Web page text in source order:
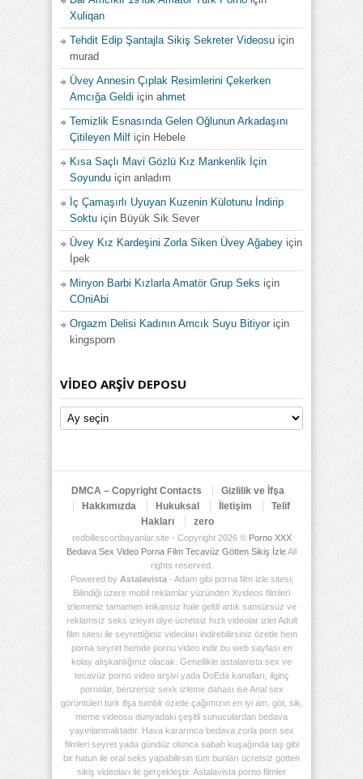
Xuliqan
Tehdit Edip Şantajla Sikiş Sekreter Videosu için
murad
Üvey Annesin Çıplak Resimlerini Çekerken
Amcığa Geldi için ahmet
Temizlik Esnasında Gelen Oğlunun Arkadaşını
Çitileyen Milf için Hebele
Kısa Saçlı Mavi Gözlü Kız Mankenlik İçin
Soyundu için anladım
İç Çamaşırlı Uyuyan Kuzenin Külotunu İndirip
Soktu için Büyük Sik Sever
Üvey Kız Kardeşini Zorla Siken Üvey Ağabey için
İpek
Minyon Barbi Kızlarla Amatör Grup Seks için
COniAbi
Orgazm Delisi Kadının Amcık Suyu Bitiyoriçin
kingsporn
VIDEO ARŞIV DEPOSU
Video
Arşiv
DMCA – Copyright Contacts
Gizlilik ve İfşa
Hakkımızda
Hukuksal İletişim
Telif
Hakları
zero
redbillescortbayanlar.site - Copyright 2026 © Porno XXX
Bedava Sex Video Porna Film Tecavüz Götten Sikiş İzleAll
rights reserved.
Powered by Astalavista- Adam gibi porna film izle sitesi;
Bilindiği üzere mobil reklamlar yüzünden Xvideos filmleri
izlemeniz tamamen imkansız hale geldi artık sansürsüz ve
reklamsız seks izleyin diye ücretsiz hızlı videolar izlet Adult
film sitesi ile seyrettiğiniz videoları indirebilirsiniz özetle hem
porna seyret hemde pornu video indir bu web sayfası en
kolay alışkanlığınız olacak. Genellikle astalavista sex ve
tecavüz porno video arşivi yada DoEda kanalları, ilginç
pornolar, benzersiz sexk izleme dahası ise Anal sex
görüntüleri türk ifşa tumblr özetle çağımızın en iyi am, göt, sik,
meme videosu dünyadaki çeşitli sunuculardan bedava
yayınlanmaktadır. Hava kararınca bedava zorla porn sex
filmleri seyret yada gündüz olunca sabah kuşağında taş gibi
bir hatun ile oral seks yapabilirsin tüm bunları ücretsiz götten
sikiş videoları ile gerçekleştir. Astalavista porno filmler